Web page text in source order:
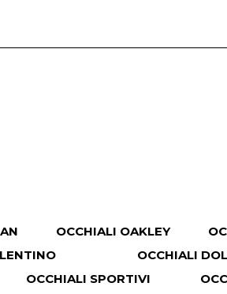
OCCHIALI OAKLEY
OCCHIALI
OCCHIALI SPORTIVI